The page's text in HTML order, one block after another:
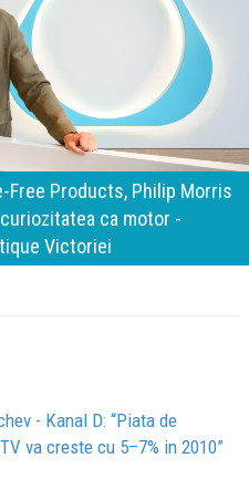
Ramona Pîrlog: Cel mai
să inovăm constant, dar
de oameni, siguranță și
- Kanal D: “Piata de
va creste cu 5–7% in 2010”